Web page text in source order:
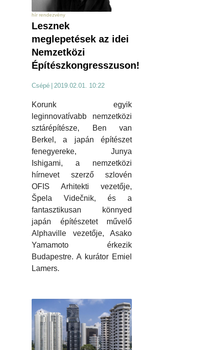
hír rendezvény
Lesznek
meglepetések az idei
Nemzetközi
Építészkongresszuson!
Csépé 2019.02.01. 10:22
Korunk egyik
leginnovatívabb nemzetközi
sztárépítésze, Ben van
Berkel, a japán építészet
fenegyereke, Junya
Ishigami, a nemzetközi
hírnevet szerző szlovén
OFIS Arhitekti vezetője,
Špela Videčnik, és a
fantasztikusan könnyed
japán építészetet művelő
Alphaville vezetője, Asako
Yamamoto érkezik
Budapestre. A kurátor Emiel
Lamers.